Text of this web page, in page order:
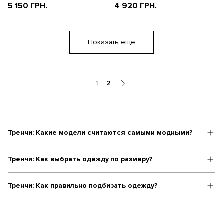
5 150 ГРН. 4 920 ГРН.
Показать ещё
1 2
Тренчи: Какие модели считаются самыми модными?
Тренчи: Как выбрать одежду по размеру?
Тренчи: Как правильно подбирать одежду?